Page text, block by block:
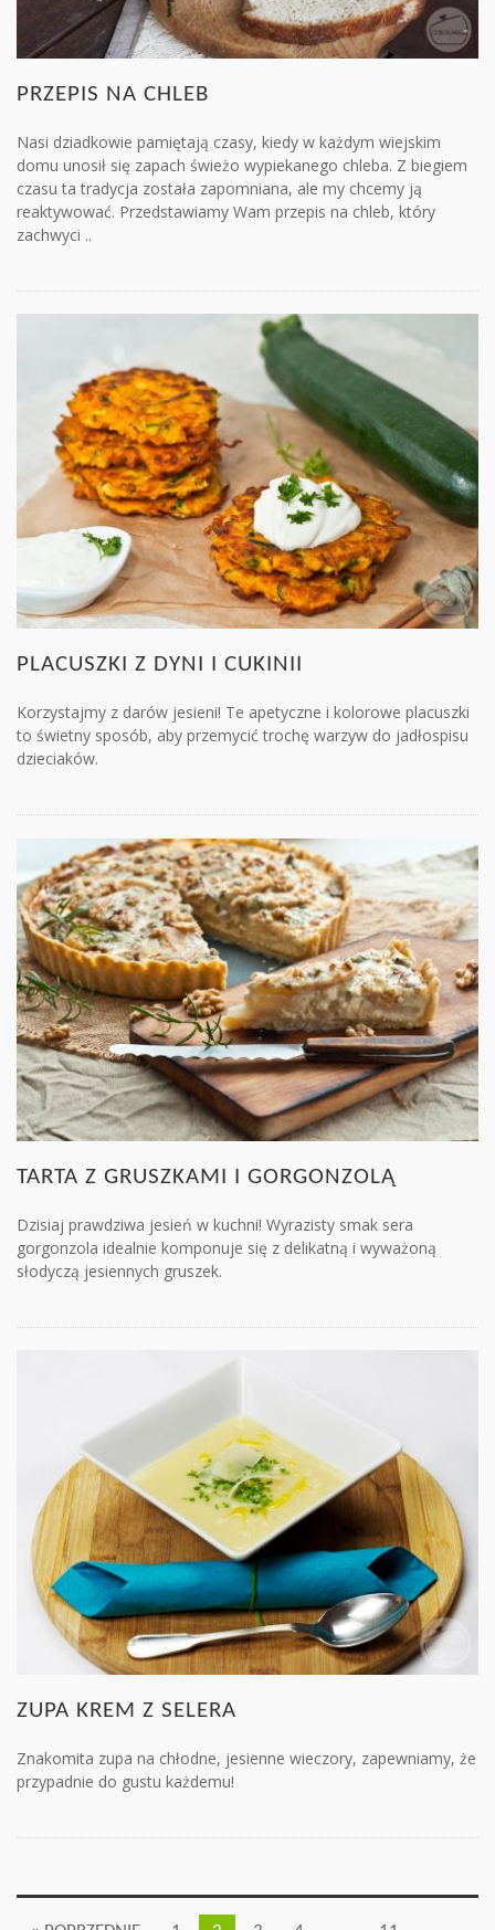
PRZEPIS NA CHLEB
Nasi dziadkowie pamiętają czasy, kiedy w każdym wiejskim
domu unosił się zapach świeżo wypiekanego chleba. Z biegiem
czasu ta tradycja została zapomniana, ale my chcemy ją
reaktywować. Przedstawiamy Wam przepis na chleb, który
zachwyci ..
PLACUSZKI Z DYNI I CUKINII
Korzystajmy z darów jesieni! Te apetyczne i kolorowe placuszki
to świetny sposób, aby przemycić trochę warzyw do jadłospisu
dzieciaków.
TARTA Z GRUSZKAMI I GORGONZOLĄ
Dzisiaj prawdziwa jesień w kuchni! Wyrazisty smak sera
gorgonzola idealnie komponuje się z delikatną i wyważoną
słodyczą jesiennych gruszek.
ZUPA KREM Z SELERA
Znakomita zupa na chłodne, jesienne wieczory, zapewniamy, że
przypadnie do gustu każdemu!